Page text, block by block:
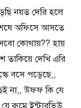
নয়ত দেরি হলে
অফিসে আসতে
কোথায়?? হায়
দেখি এরি
বসে পড়েছে,,
না,, উফফ কি যে